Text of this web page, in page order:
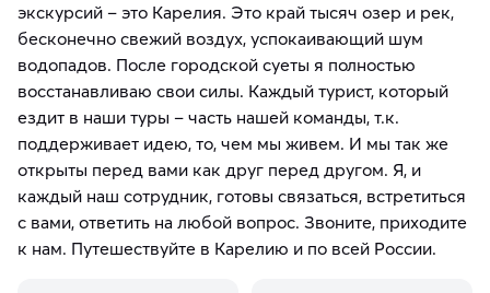
экскурсий – это Карелия. Это край тысяч озер и рек,
бесконечно свежий воздух, успокаивающий шум
водопадов. После городской суеты я полностью
восстанавливаю свои силы. Каждый турист, который
ездит в наши туры – часть нашей команды, т.к.
поддерживает идею, то, чем мы живем. И мы так же
открыты перед вами как друг перед другом. Я, и
каждый наш сотрудник, готовы связаться, встретиться
с вами, ответить на любой вопрос. Звоните, приходите
к нам. Путешествуйте в Карелию и по всей России.